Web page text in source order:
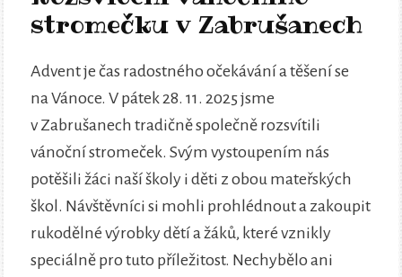
stromečku v Zabrušanech
Advent je čas radostného očekávání a těšení se
na Vánoce. V pátek 28. 11. 2025 jsme
v Zabrušanech tradičně společně rozsvítili
vánoční stromeček. Svým vystoupením nás
potěšili žáci naší školy i děti z obou mateřských
škol. Návštěvníci si mohli prohlédnout a zakoupit
rukodělné výrobky dětí a žáků, které vznikly
speciálně pro tuto příležitost. Nechybělo ani